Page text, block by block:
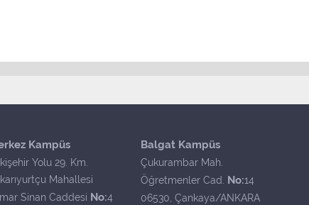
Kampüs
Yolu 29. Km.
Mahallesi
Sinan Caddesi No:4
Balgat Kampüs
Çukurambar Mah.
Öğretmenler Cad. No:14
06530, Çankaya/ANKARA